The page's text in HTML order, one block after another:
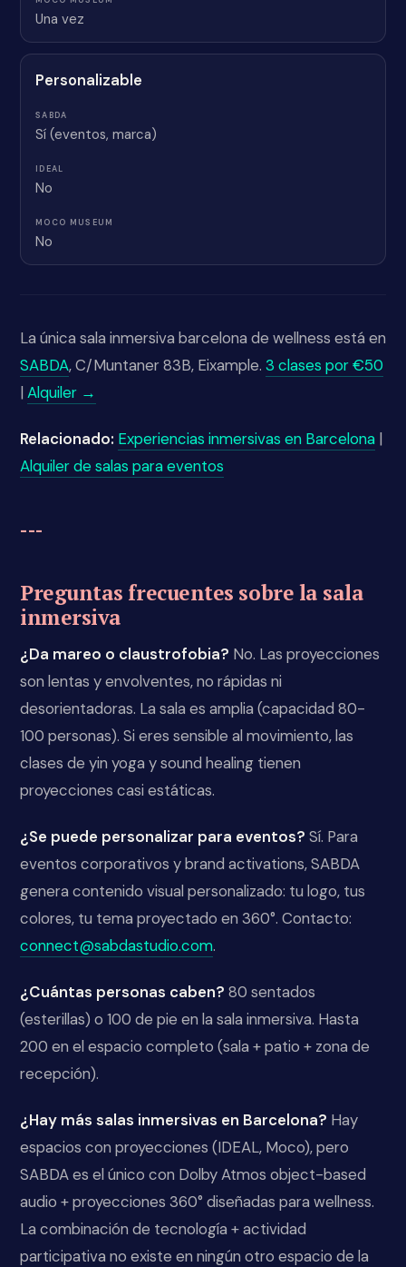
Una vez
Personalizable
Sí (eventos, marca)
No
No
La única sala inmersiva barcelona de wellness está en
SABDA, C/Muntaner 83B, Eixample. 3 clases por €50
| Alquiler →
Relacionado: Experiencias inmersivas en Barcelona |
Alquiler de salas para eventos
---
Preguntas frecuentes sobre la sala
inmersiva
¿Da mareo o claustrofobia? No. Las proyecciones
son lentas y envolventes, no rápidas ni
desorientadoras. La sala es amplia (capacidad 80-
100 personas). Si eres sensible al movimiento, las
clases de yin yoga y sound healing tienen
proyecciones casi estáticas.
¿Se puede personalizar para eventos? Sí. Para
eventos corporativos y brand activations, SABDA
genera contenido visual personalizado: tu logo, tus
colores, tu tema proyectado en 360°. Contacto:
connect@sabdastudio.com.
¿Cuántas personas caben? 80 sentados
(esterillas) o 100 de pie en la sala inmersiva. Hasta
200 en el espacio completo (sala + patio + zona de
recepción).
¿Hay más salas inmersivas en Barcelona? Hay
espacios con proyecciones (IDEAL, Moco), pero
SABDA es el único con Dolby Atmos object-based
audio + proyecciones 360° diseñadas para wellness.
La combinación de tecnología + actividad
participativa no existe en ningún otro espacio de la